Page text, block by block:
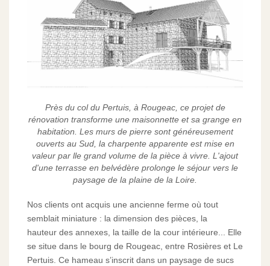
Près du col du Pertuis, à Rougeac, ce projet de
rénovation transforme une maisonnette et sa grange en
habitation. Les murs de pierre sont généreusement
ouverts au Sud, la charpente apparente est mise en
valeur par lle grand volume de la pièce à vivre. L'ajout
d'une terrasse en belvédère prolonge le séjour vers le
paysage de la plaine de la Loire.
Nos clients ont acquis une ancienne ferme où tout
semblait miniature : la dimension des pièces, la
hauteur des annexes, la taille de la cour intérieure... Elle
se situe dans le bourg de Rougeac, entre Rosières et Le
Pertuis. Ce hameau s’inscrit dans un paysage de sucs